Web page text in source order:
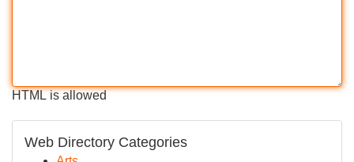
HTML is allowed
Web Directory Categories